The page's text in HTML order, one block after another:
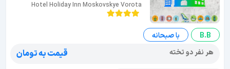
Hotel Holiday Inn Moskovskye Vorota
B.B
با صبحانه
هر نفر دو تخته
قیمت به تومان